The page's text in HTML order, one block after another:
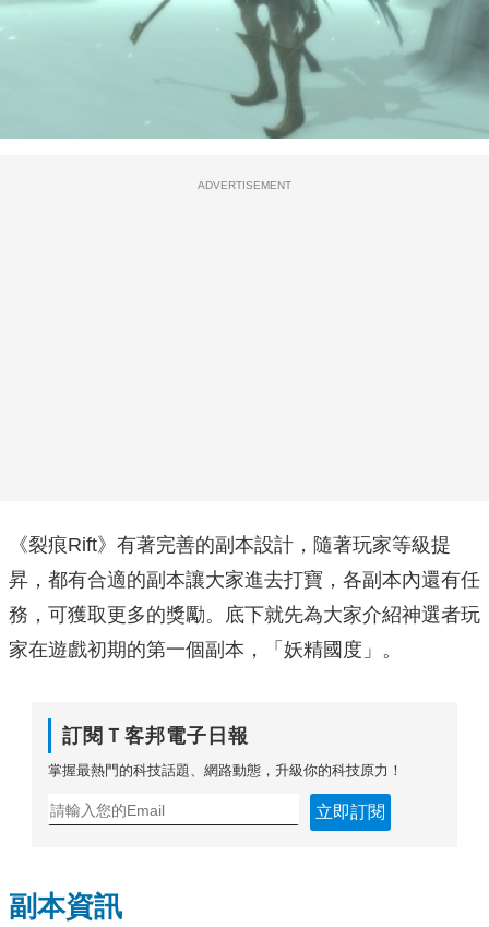
ADVERTISEMENT
《裂痕Rift》有著完善的副本設計，隨著玩家等級提
昇，都有合適的副本讓大家進去打寶，各副本內還有任
務，可獲取更多的獎勵。底下就先為大家介紹神選者玩
家在遊戲初期的第一個副本，「妖精國度」。
訂閱Ｔ客邦電子日報
掌握最熱門的科技話題、網路動態，升級你的科技原力！
立即訂閱
副本資訊